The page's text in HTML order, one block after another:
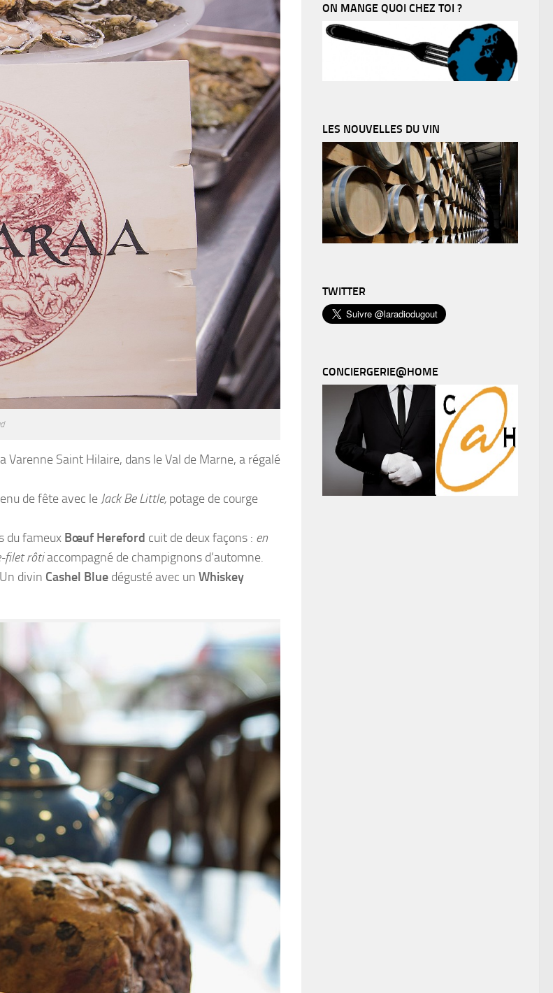
Saint Hilaire, dans le Val de Marne, a régalé
de fête avec le Jack Be Little, potage de courge
du fameux Bœuf Hereford cuit de deux façons : en
filet rôtiaccompagné de champignons d’automne.
divin Cashel Blue dégusté avec un Whiskey
ON MANGE QUOI CHEZ TOI ?
LES NOUVELLES DU VIN
TWITTER
CONCIERGERIE@HOME